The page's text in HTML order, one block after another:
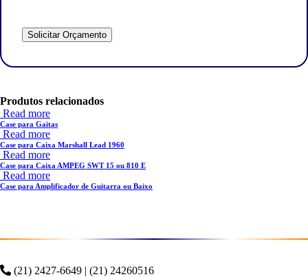
Produtos relacionados
Read more
Case para Gaitas
Read more
Case para Caixa Marshall Lead 1960
Read more
Case para Caixa AMPEG SWT 15 ou 810 E
Read more
Case para Amplificador de Guitarra ou Baixo
(21) 2427-6649 | (21) 24260516